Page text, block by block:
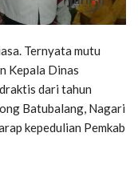
Ternyata mutu
Kepala Dinas
dari tahun
Batubalang, Nagari
kepedulian Pemkab